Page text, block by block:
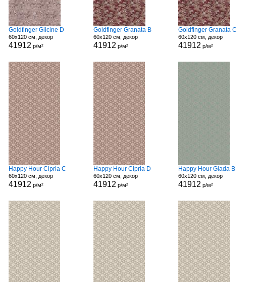
Goldfinger Glicine D
60x120 см, декор
41912 р/м²
Goldfinger Granata B
60x120 см, декор
41912 р/м²
Goldfinger Granata C
60x120 см, декор
41912 р/м²
Happy Hour Cipria C
60x120 см, декор
41912 р/м²
Happy Hour Cipria D
60x120 см, декор
41912 р/м²
Happy Hour Giada B
60x120 см, декор
41912 р/м²